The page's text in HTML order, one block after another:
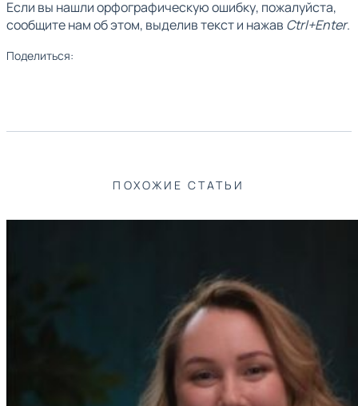
Если вы нашли орфографическую ошибку, пожалуйста,
сообщите нам об этом, выделив текст и нажав Ctrl+Enter.
Поделиться:
ПОХОЖИЕ СТАТЬИ